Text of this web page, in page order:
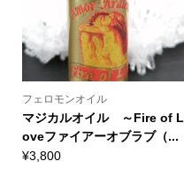
フェロモンオイル
マジカルオイル ～Fire of L
oveファイアーオブラブ（...
¥3,800